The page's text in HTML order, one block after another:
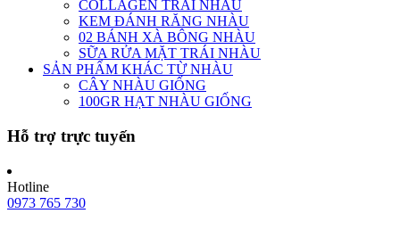
COLLAGEN TRÁI NHÀU
KEM ĐÁNH RĂNG NHÀU
02 BÁNH XÀ BÔNG NHÀU
SỮA RỬA MẶT TRÁI NHÀU
SẢN PHẨM KHÁC TỪ NHÀU
CÂY NHÀU GIỐNG
100GR HẠT NHÀU GIỐNG
Hỗ trợ trực tuyến
Hotline
0973 765 730